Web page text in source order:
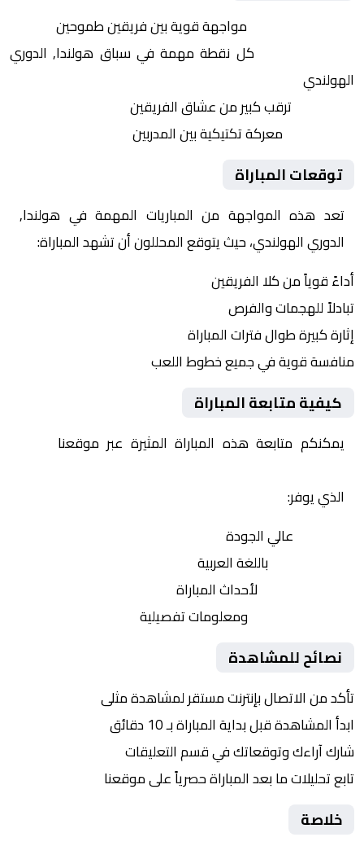
مواجهة قوية بين فريقين طموحين
كل نقطة مهمة في سباق هولندا, الدوري
الهولندي
ترقب كبير من عشاق الفريقين
معركة تكتيكية بين المدربين
توقعات المباراة
تعد هذه المواجهة من المباريات المهمة في هولندا,
الدوري الهولندي، حيث يتوقع المحللون أن تشهد المباراة:
أداءً قوياً من كلا الفريقين
تبادلاً للهجمات والفرص
إثارة كبيرة طوال فترات المباراة
منافسة قوية في جميع خطوط اللعب
كيفية متابعة المباراة
يمكنكم متابعة هذه المباراة المثيرة عبر موقعنا
الذي يوفر:
عالي الجودة
باللغة العربية
لأحداث المباراة
ومعلومات تفصيلية
نصائح للمشاهدة
تأكد من الاتصال بإنترنت مستقر لمشاهدة مثلى
ابدأ المشاهدة قبل بداية المباراة بـ 10 دقائق
شارك آراءك وتوقعاتك في قسم التعليقات
تابع تحليلات ما بعد المباراة حصرياً على موقعنا
خلاصة